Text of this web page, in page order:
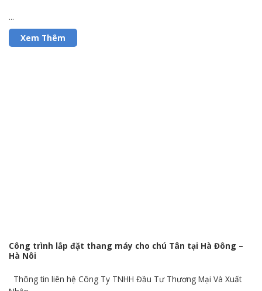
...
Công trình lắp đặt thang máy cho chú Tân tại Hà Đông –
Hà Nôi
Thông tin liên hệ Công Ty TNHH Đầu Tư Thương Mại Và Xuất